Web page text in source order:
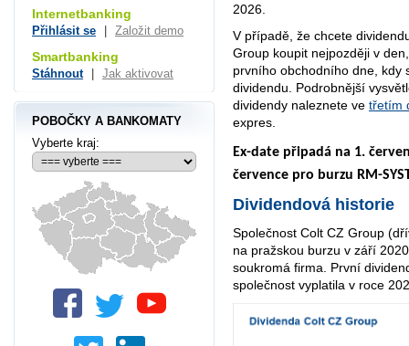
2026.
V případě, že chcete
Group koupit nejpozději v
prvního obchodního dne, kdy
dividendu. Podrobnější
dividendy naleznete ve třetím
expres.
Ex-date připadá na 1.
července pro burzu RM-
Dividendová historie
Společnost Colt CZ Group
na pražskou burzu v září
soukromá firma. První
společnost vyplatila v roce
Internetbanking
Přihlásit se Založit demo
Smartbanking
Stáhnout Jak aktivovat
POBOČKY A BANKOMATY
Vyberte kraj: